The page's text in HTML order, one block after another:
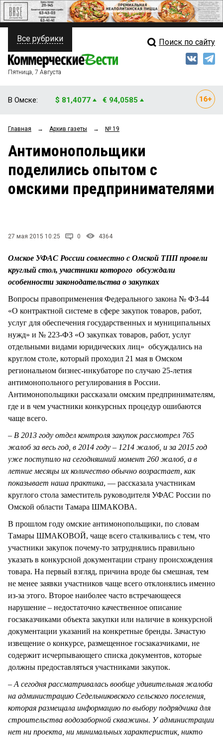
ПОЛИТИКА
ФИНАНСЫ
ОБЩЕСТВО
ЗАКОН
НОВОСТИ КОМПАНИЙ
Свежий выпуск
Рейтинги
Блоги
Архив
Все рубрики Поиск по сайту
Пятница, 7 Августа
В Омске: $ 81,4077 € 94,0585
Главная → Архив газеты → № 19
Антимонопольщики
поделились опытом с
омскими предпринимателями
27 мая 2015 10:25 0 4364
Омское УФАС России совместно с Омской ТПП провели
круглый стол, участники которого обсуждали
особенности законодательства о закупках
Вопросы правоприменения Федерального закона № ФЗ-44
«О контрактной системе в сфере закупок товаров, работ,
услуг для обеспечения государственных и муниципальных
нужд» и № 223-ФЗ «О закупках товаров, работ, услуг
отдельными видами юридических лиц» обсуждались на
круглом столе, который проходил 21 мая в Омском
региональном бизнес-инкубаторе по случаю 25-летия
антимонопольного регулирования в России.
Антимонопольщики рассказали омским предпринимателям,
где и в чем участники конкурсных процедур ошибаются
чаще всего.
– В 2013 году отдел контроля закупок рассмотрел 765
жалоб за весь год, в 2014 году – 1214 жалоб, и за 2015 год
уже поступило на сегодняшний момент 260 жалоб, а в
летние месяцы их количество обычно возрастает, как
показывает наша практика, — рассказала участникам
круглого стола заместитель руководителя УФАС России по
Омской области Тамара ШМАКОВА.
В прошлом году омские антимонопольщики, по словам
Тамары ШМАКОВОЙ, чаще всего сталкивались с тем, что
участники закупок почему-то затруднялись правильно
указать в конкурсной документации страну происхождения
товара. На первый взгляд, причина вроде бы смешная, тем
не менее заявки участников чаще всего отклонялись именно
из-за этого. Второе наиболее часто встречающееся
нарушение – недостаточно качественное описание
госзаказчиками объекта закупки или наличие в конкурсной
документации указаний на конкретные бренды. Зачастую
извещение о конкурсе, размещенное госзаказчиками, не
содержит исчерпывающего списка документов, которые
должны предоставляться участниками закупок.
– А сегодня рассматривалась вообще удивительная жалоба
на администрацию Седельниковского сельского поселения,
которая размещала информацию по выбору подрядчика для
строительства водозаборной скважины. У администрации
нет ни проекта, ни минимальных характеристик, никто